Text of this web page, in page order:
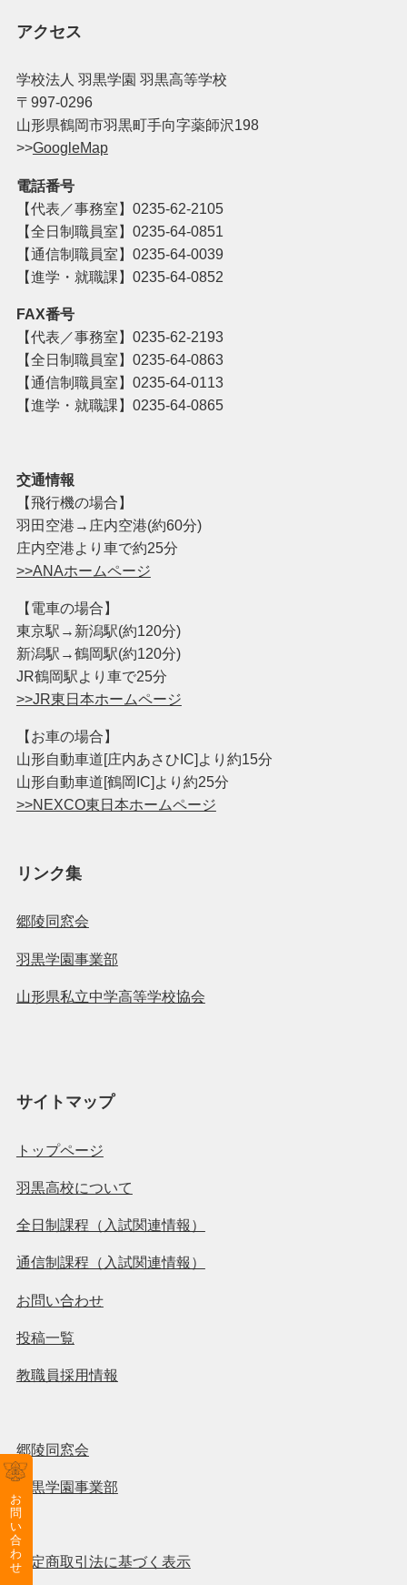
お
問
い
合
わ
せ
アクセス
学校法人 羽黒学園 羽黒高等学校
〒997-0296
山形県鶴岡市羽黒町手向字薬師沢198
>>GoogleMap
電話番号
【代表／事務室】 0235-62-2105
【全日制職員室】0235-64-0851
【通信制職員室】0235-64-0039
【進学・就職課】0235-64-0852
FAX番号
【代表／事務室】 0235-62-2193
【全日制職員室】 0235-64-0863
【通信制職員室】 0235-64-0113
【進学・就職課】0235-64-0865
交通情報
【飛行機の場合】
羽田空港→庄内空港(約60分)
庄内空港より車で約25分
>>ANAホームページ
【電車の場合】
東京駅→新潟駅(約120分)
新潟駅→鶴岡駅(約120分)
JR鶴岡駅より車で25分
>>JR東日本ホームページ
【お車の場合】
山形自動車道[庄内あさひIC]より約15分
山形自動車道[鶴岡IC]より約25分
>>NEXCO東日本ホームページ
リンク集
郷陵同窓会
羽黒学園事業部
山形県私立中学高等学校協会
サイトマップ
トップページ
羽黒高校について
全日制課程（入試関連情報）
通信制課程（入試関連情報）
お問い合わせ
投稿一覧
教職員採用情報
郷陵同窓会
羽黒学園事業部
特定商取引法に基づく表示